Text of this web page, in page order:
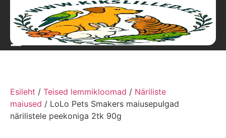
Esileht / Teised lemmikloomad / Näriliste
maiused / LoLo Pets Smakers maiusepulgad
närilistele peekoniga 2tk 90g